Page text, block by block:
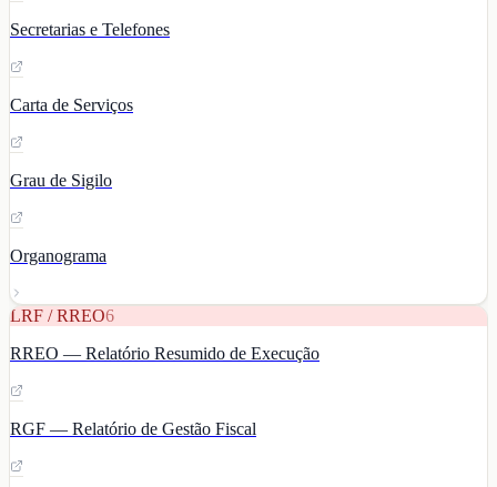
Secretarias e Telefones
Carta de Serviços
Grau de Sigilo
Organograma
LRF / RREO6
RREO — Relatório Resumido de Execução
RGF — Relatório de Gestão Fiscal